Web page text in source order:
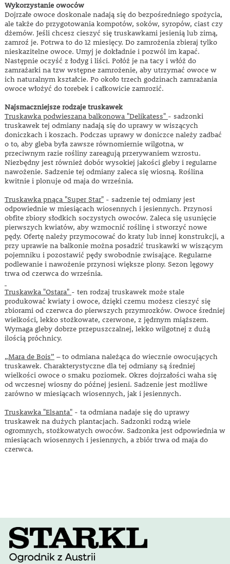
Wykorzystanie owoców
Dojrzałe owoce doskonale nadają się do bezpośredniego spożycia,
ale także do przygotowania kompotów, soków, syropów, ciast czy
dżemów. Jeśli chcesz cieszyć się truskawkami jesienią lub zimą,
zamroź je. Potrwa to do 12 miesięcy. Do zamrożenia zbieraj tylko
nieskazitelne owoce. Umyj je dokładnie i pozwól im kapać.
Następnie oczyść z łodyg i liści. Połóż je na tacy i włóż do
zamrażarki na tzw wstępne zamrożenie, aby utrzymać owoce w
ich naturalnym kształcie. Po około trzech godzinach zamrażania
owoce włożyć do torebek i całkowicie zamrozić.
Najsmaczniejsze rodzaje truskawek
Truskawka podwieszana balkonowa "Delikatess" - sadzonki
truskawek tej odmiany nadają się do uprawy w wiszących
doniczkach i koszach. Podczas uprawy w doniczce należy zadbać
o to, aby gleba była zawsze równomiernie wilgotna, w
przeciwnym razie rośliny zareagują przerywaniem wzrostu.
Niezbędny jest również dobór wysokiej jakości gleby i regularne
nawożenie. Sadzenie tej odmiany zaleca się wiosną. Roślina
kwitnie i plonuje od maja do września.
Truskawka pnąca "Super Star"- sadzenie tej odmiany jest
odpowiednie w miesiącach wiosennych i jesiennych. Przynosi
obfite zbiory słodkich soczystych owoców. Zaleca się usunięcie
pierwszych kwiatów, aby wzmocnić roślinę i stworzyć nowe
pędy. Ofertę należy przymocować do kraty lub innej konstrukcji, a
przy uprawie na balkonie można posadzić truskawki w wiszącym
pojemniku i pozostawić pędy swobodnie zwisające. Regularne
podlewanie i nawożenie przynosi większe plony. Sezon lęgowy
trwa od czerwca do września.
Truskawka "Ostara" - ten rodzaj truskawek może stale
produkować kwiaty i owoce, dzięki czemu możesz cieszyć się
zbiorami od czerwca do pierwszych przymrozków. Owoce średniej
wielkości, lekko stożkowate, czerwone, z jędrnym miąższem.
Wymaga gleby dobrze przepuszczalnej, lekko wilgotnej z dużą
ilością próchnicy.
„Mara de Bois” – to odmiana należąca do wiecznie owocujących
truskawek. Charakterystyczne dla tej odmiany są średniej
wielkości owoce o smaku poziomek. Okres dojrzałości waha się
od wczesnej wiosny do późnej jesieni. Sadzenie jest możliwe
zarówno w miesiącach wiosennych, jak i jesiennych.
Truskawka "Elsanta"- ta odmiana nadaje się do uprawy
truskawek na dużych plantacjach. Sadzonki rodzą wiele
ogromnych, stożkowatych owoców. Sadzonka jest odpowiednia w
miesiącach wiosennych i jesiennych, a zbiór trwa od maja do
czerwca.